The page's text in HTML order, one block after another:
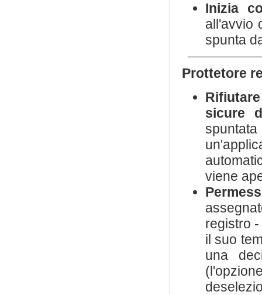
Inizia
all'avvio
spunta
Prottetore
sicure
viene
registro
il suo
una